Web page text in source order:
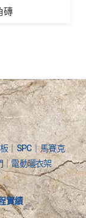
磚
｜SPC｜馬賽克
｜電動曬衣架
實績